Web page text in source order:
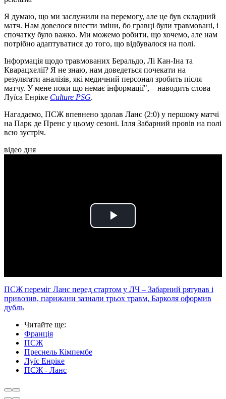
Я думаю, що ми заслужили на перемогу, але це був складний
матч. Нам довелося внести зміни, бо гравці були травмовані, і
спочатку було важко. Ми можемо робити, що хочемо, але нам
потрібно адаптуватися до того, що відбувалося на полі.
Інформація щодо травмованих Беральдо, Лі Кан-Іна та
Кварацхелії? Я не знаю, нам доведеться почекати на
результати аналізів, які медичний персонал зробить після
матчу. У мене поки що немає інформації", – наводить слова
Луїса Енріке Culture PSG.
Нагадаємо, ПСЖ впевнено здолав Ланс (2:0) у першому матчі
на Парк де Пренс у цьому сезоні. Ілля Забарний провів на полі
всю зустріч.
відео дня
Play
ПСЖ переміг Ланс перед стартом у ЛЧ – Забарний рятував і
привозив, парижани зазнали трьох травм, Барколя оформив
дубль
Читайте ще:
Франція
ПСЖ
Преснель Кімпембе
Луїс Енріке
ПСЖ - Ланс